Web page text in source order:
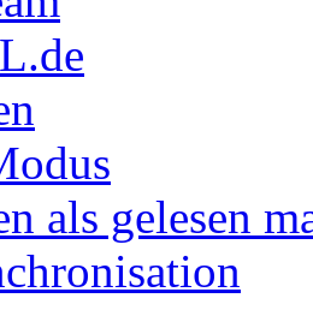
als gelesen